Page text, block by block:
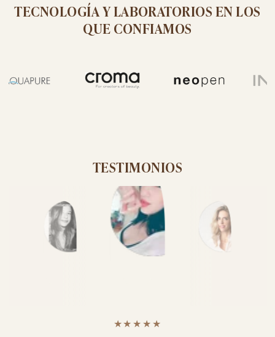
TECNOLOGÍA Y LABORATORIOS EN LOS
QUE CONFIAMOS
TESTIMONIOS